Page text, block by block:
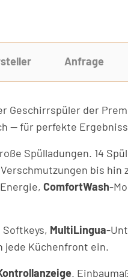
Anfrage
Geschirrspüler der
— für perfekte
Spülladungen. 14
bis hin
ComfortWash-
MultiLingua-
jede Küchenfront ein.
.